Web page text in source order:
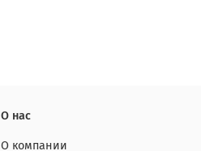
О нас
О компании